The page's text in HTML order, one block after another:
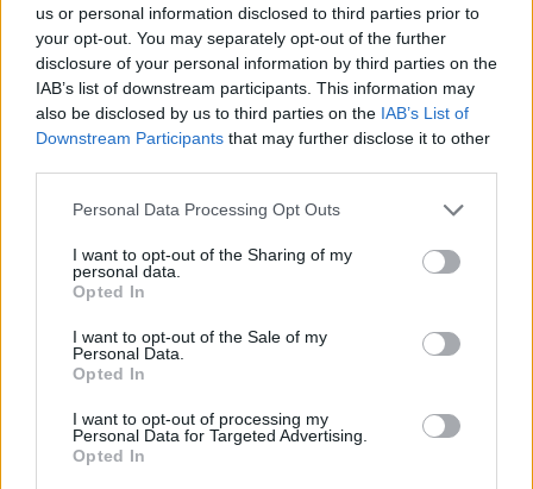
us or personal information disclosed to third parties prior to
your opt-out. You may separately opt-out of the further
disclosure of your personal information by third parties on the
IAB’s list of downstream participants. This information may
also be disclosed by us to third parties on the IAB’s List of
Downstream Participants that may further disclose it to other
Personal Data Processing Opt Outs
I want to opt-out of the Sharing of my
personal data.
Opted In
I want to opt-out of the Sale of my
Personal Data.
Opted In
I want to opt-out of processing my
Personal Data for Targeted Advertising.
Opted In